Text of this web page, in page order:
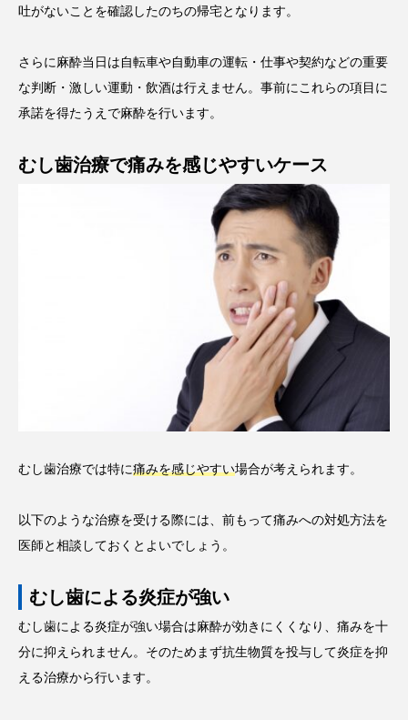
吐がないことを確認したのちの帰宅となります。
さらに麻酔当日は自転車や自動車の運転・仕事や契約などの重要
な判断・激しい運動・飲酒は行えません。事前にこれらの項目に
承諾を得たうえで麻酔を行います。
むし歯治療で痛みを感じやすいケース
むし歯治療では特に痛みを感じやすい場合が考えられます。
以下のような治療を受ける際には、前もって痛みへの対処方法を
医師と相談しておくとよいでしょう。
むし歯による炎症が強い
むし歯による炎症が強い場合は麻酔が効きにくくなり、痛みを十
分に抑えられません。そのためまず抗生物質を投与して炎症を抑
える治療から行います。